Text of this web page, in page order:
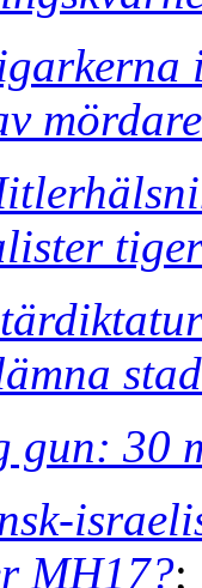
mördare
tiger
gun: 30
MH17?;